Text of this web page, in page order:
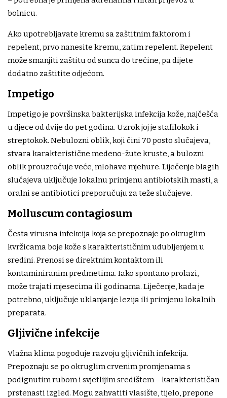
bolnicu.
Ako upotrebljavate kremu sa zaštitnim faktorom i
repelent, prvo nanesite kremu, zatim repelent. Repelent
može smanjiti zaštitu od sunca do trećine, pa dijete
dodatno zaštitite odjećom.
Impetigo
Impetigo je površinska bakterijska infekcija kože, najčešća
u djece od dvije do pet godina. Uzrok joj je stafilokok i
streptokok. Nebulozni oblik, koji čini 70 posto slučajeva,
stvara karakteristične medeno-žute kruste, a bulozni
oblik prouzročuje veće, mlohave mjehure. Liječenje blagih
slučajeva uključuje lokalnu primjenu antibiotskih masti, a
oralni se antibiotici preporučuju za teže slučajeve.
Molluscum contagiosum
Česta virusna infekcija koja se prepoznaje po okruglim
kvržicama boje kože s karakterističnim udubljenjem u
sredini. Prenosi se direktnim kontaktom ili
kontaminiranim predmetima. Iako spontano prolazi,
može trajati mjesecima ili godinama. Liječenje, kada je
potrebno, uključuje uklanjanje lezija ili primjenu lokalnih
preparata.
Gljivične infekcije
Vlažna klima pogoduje razvoju gljivičnih infekcija.
Prepoznaju se po okruglim crvenim promjenama s
podignutim rubom i svjetlijim središtem – karakterističan
prstenasti izgled. Mogu zahvatiti vlasište, tijelo, prepone